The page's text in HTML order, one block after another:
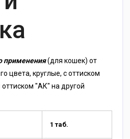
применения(для кошек) от
цвета, круглые, с оттиском
"АК" на другой
1 таб.